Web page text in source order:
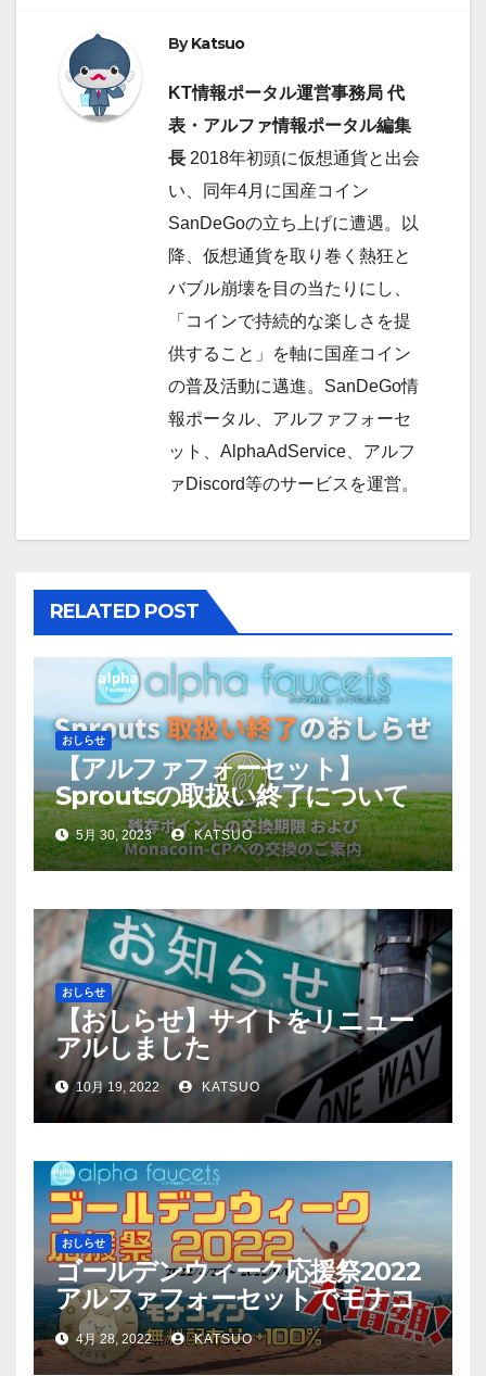
ゲ
ー
シ
ByKatsuo
KT情報ポータル運営事務局 代
表・アルファ情報ポータル編集
長 2018年初頭に仮想通貨と出会
い、同年4月に国産コイン
SanDeGoの立ち上げに遭遇。以
降、仮想通貨を取り巻く熱狂と
バブル崩壊を目の当たりにし、
「コインで持続的な楽しさを提
供すること」を軸に国産コイン
の普及活動に邁進。SanDeGo情
報ポータル、アルファフォーセ
ット、AlphaAdService、アルフ
ァDiscord等のサービスを運営。
RELATED POST
おしらせ
【アルファフォーセット】
Sproutsの取扱い終了について
5月 30, 2023 KATSUO
おしらせ
【おしらせ】サイトをリニュー
アルしました
10月 19, 2022 KATSUO
おしらせ
ゴールデンウィーク応援祭2022
アルファフォーセットでモナコ
イン配布量+100%！
4月 28, 2022 KATSUO